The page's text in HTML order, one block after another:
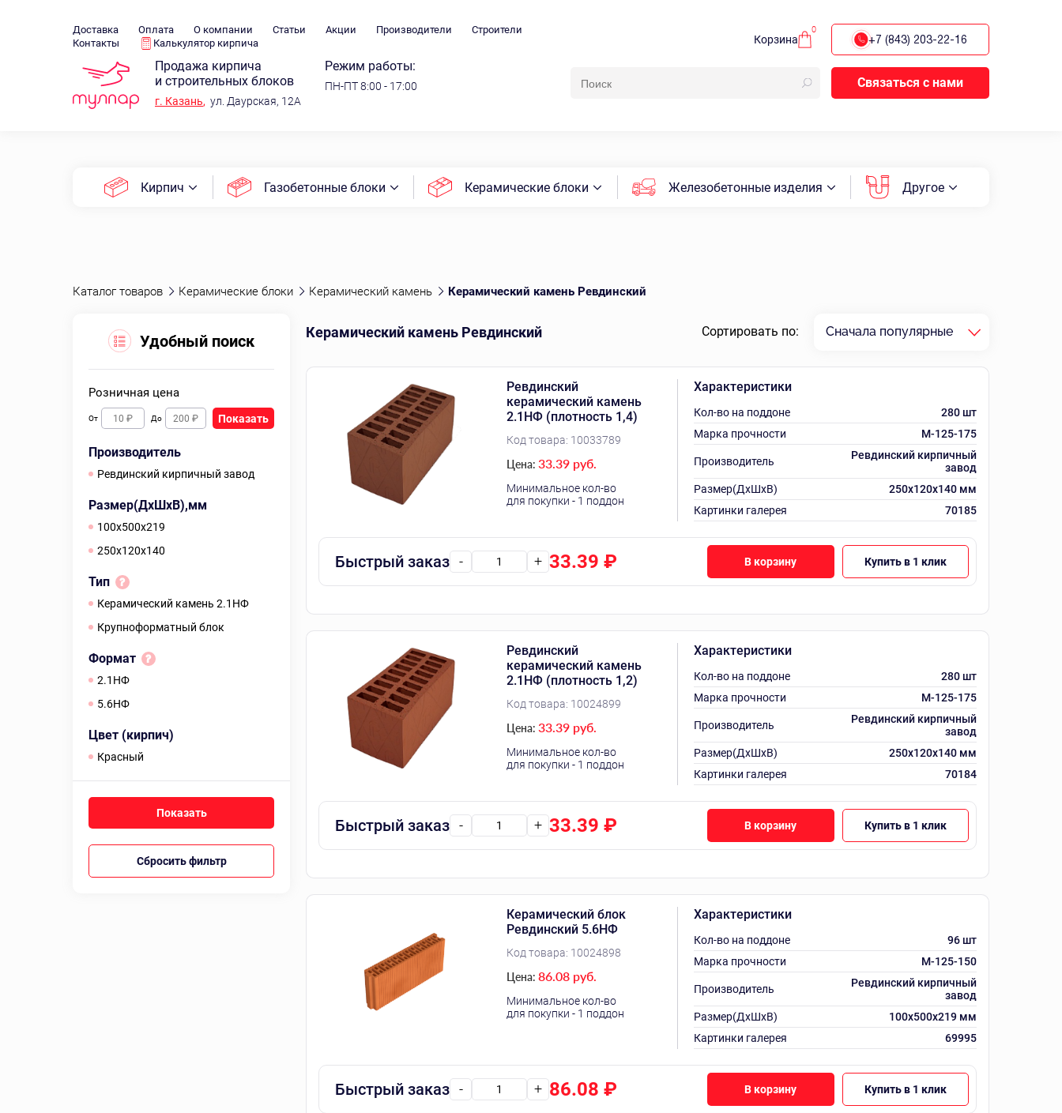
Доставка Оплата О компании Статьи Акции Производители
Строители
Контакты
Калькулятор кирпича Корзина
0
+7 (843) 203-22-16
Продажа кирпича
и строительных блоков
г. Казань, ул. Даурская, 12А
Режим работы:
ПН-ПТ 8:00 - 17:00 Связаться с нами
Кирпич Газобетонные блоки Керамические блоки Железобетонные изделия Другое
Каталог товаров Керамические блоки Керамический камень Керамический камень Ревдинский
Удобный поиск
Розничная цена
От До Показать
Производитель
Ревдинский кирпичный завод
Размер(ДхШхВ),мм
100х500х219
250х120х140
Тип
Керамический камень 2.1НФ
Крупноформатный блок
Формат
2.1НФ
5.6НФ
Цвет (кирпич)
красный
Сбросить фильтр
Керамический камень Ревдинский Сортировать по: Сначала популярные
Ревдинский
керамический камень
2.1НФ (плотность 1,4)
Код товара: 10033789
Цена: 33.39 руб.
Минимальное кол-во
для покупки - 1 поддон
Характеристики
Кол-во на поддоне
280 шт
Марка прочности
M-125-175
Производитель
Ревдинский кирпичный
завод
Размер(ДхШхВ)
250х120х140 мм
Картинки галерея
70185
Быстрый заказ - + 33.39 ₽ В корзину Купить в 1 клик
Ревдинский
керамический камень
2.1НФ (плотность 1,2)
Код товара: 10024899
Цена: 33.39 руб.
Минимальное кол-во
для покупки - 1 поддон
Характеристики
Кол-во на поддоне
280 шт
Марка прочности
M-125-175
Производитель
Ревдинский кирпичный
завод
Размер(ДхШхВ)
250х120х140 мм
Картинки галерея
70184
Быстрый заказ - + 33.39 ₽ В корзину Купить в 1 клик
Керамический блок
Ревдинский 5.6НФ
Код товара: 10024898
Цена: 86.08 руб.
Минимальное кол-во
для покупки - 1 поддон
Характеристики
Кол-во на поддоне
96 шт
Марка прочности
M-125-150
Производитель
Ревдинский кирпичный
завод
Размер(ДхШхВ)
100х500х219 мм
Картинки галерея
69995
Быстрый заказ - + 86.08 ₽ В корзину Купить в 1 клик